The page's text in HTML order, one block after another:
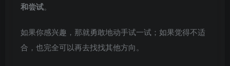
和尝试。
如果你感兴趣，那就勇敢地动手试一试；如果觉得不适
合，也完全可以再去找找其他方向。